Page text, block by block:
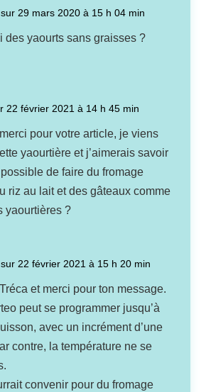
sur 29 mars 2020 à 15 h 04 min
des yaourts sans graisses ?
22 février 2021 à 14 h 45 min
pour votre article, je viens
yaourtière et j’aimerais savoir
de faire du fromage
riz au lait et des gâteaux comme
yaourtières ?
sur 22 février 2021 à 15 h 20 min
et merci pour ton message.
peut se programmer jusqu’à
avec un incrément d’une
contre, la température ne se
convenir pour du fromage